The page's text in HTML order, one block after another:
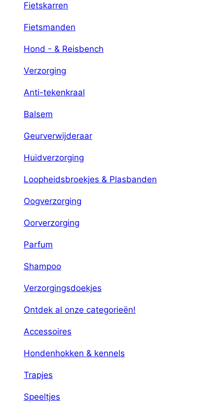
Fietskarren
Fietsmanden
Hond - & Reisbench
Verzorging
Anti-tekenkraal
Balsem
Geurverwijderaar
Huidverzorging
Loopheidsbroekjes & Plasbanden
Oogverzorging
Oorverzorging
Parfum
Shampoo
Verzorgingsdoekjes
Ontdek al onze categorieën!
Accessoires
Hondenhokken & kennels
Trapjes
Speeltjes